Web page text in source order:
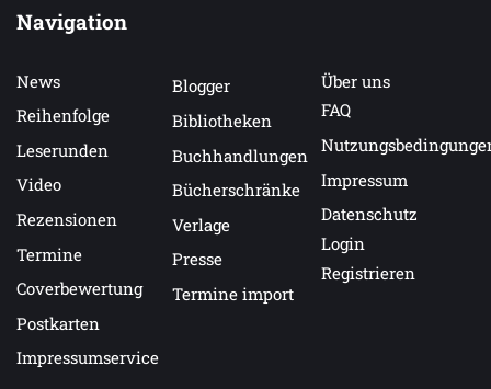
Navigation
News
Reihenfolge
Leserunden
Video
Rezensionen
Termine
Coverbewertung
Postkarten
Impressumservice
Blogger
Bibliotheken
Buchhandlungen
Bücherschränke
Verlage
Presse
Termine import
Über uns
FAQ
Impressum
Datenschutz
Login
Registrieren